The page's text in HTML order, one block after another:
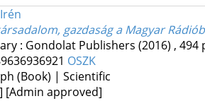
gazdaság a Magyar
: Gondolat Publishers (2016) , 494
OSZK
(Book) | Scientific
[Admin approved]